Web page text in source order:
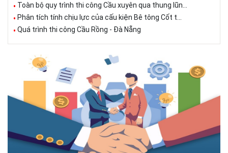
Toàn bộ quy trình thi công Cầu xuyên qua thung lũn...
Phân tích tính chịu lực của cấu kiện Bê tông Cốt t...
Quá trình thi công Cầu Rồng - Đà Nẵng